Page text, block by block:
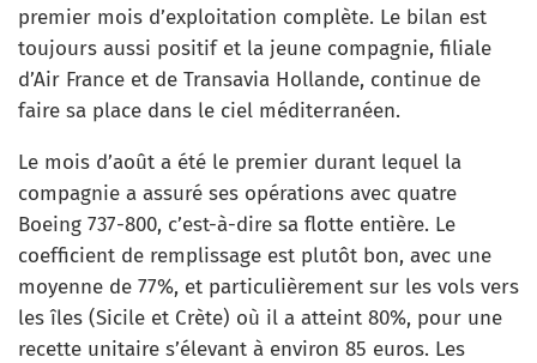
premier mois d’exploitation complète. Le bilan est
toujours aussi positif et la jeune compagnie, filiale
d’Air France et de Transavia Hollande, continue de
faire sa place dans le ciel méditerranéen.
Le mois d’août a été le premier durant lequel la
compagnie a assuré ses opérations avec quatre
Boeing 737-800, c’est-à-dire sa flotte entière. Le
coefficient de remplissage est plutôt bon, avec une
moyenne de 77%, et particulièrement sur les vols vers
les îles (Sicile et Crète) où il a atteint 80%, pour une
recette unitaire s’élevant à environ 85 euros. Les